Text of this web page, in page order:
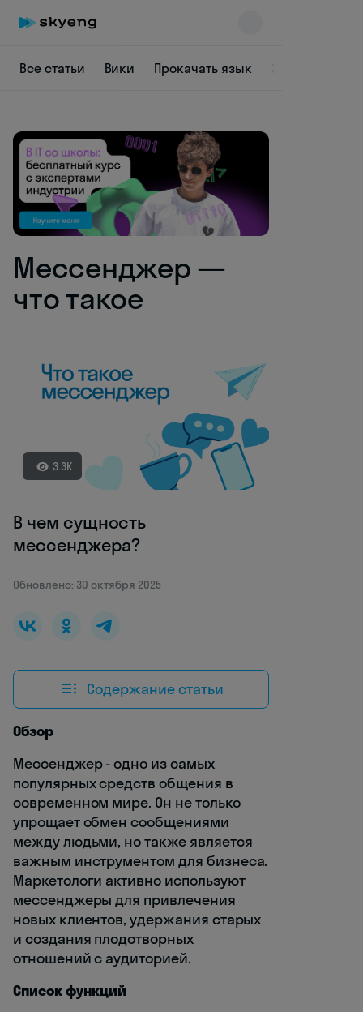
Все статьи Вики Прокачать язык
Мессенджер —
что такое
3.3K
В чем сущность
мессенджера?
Обновлено: 30 октября 2025
Содержание статьи
Обзор
Мессенджер - одно из самых
популярных средств общения в
современном мире. Он не только
упрощает обмен сообщениями
между людьми, но также является
важным инструментом для бизнеса.
Маркетологи активно используют
мессенджеры для привлечения
новых клиентов, удержания старых
и создания плодотворных
отношений с аудиторией.
Список функций
Skyeng Chat
online